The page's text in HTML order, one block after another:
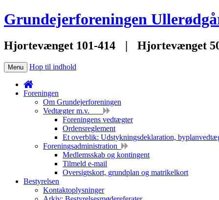
Grundejerforeningen
Hjortevænget 101-414 | Hjortevænget
Menu Hop til indhold
Foreningen
Om Grundejerforeningen
Vedtægter m.v.
Foreningens vedtægter
Ordensreglement
Et overblik: Udstykningsdeklaration,
Foreningsadministration
Medlemsskab og kontingent
Tilmeld e-mail
Oversigtskort, grundplan og matrikelkort
Bestyrelsen
Kontaktoplysninger